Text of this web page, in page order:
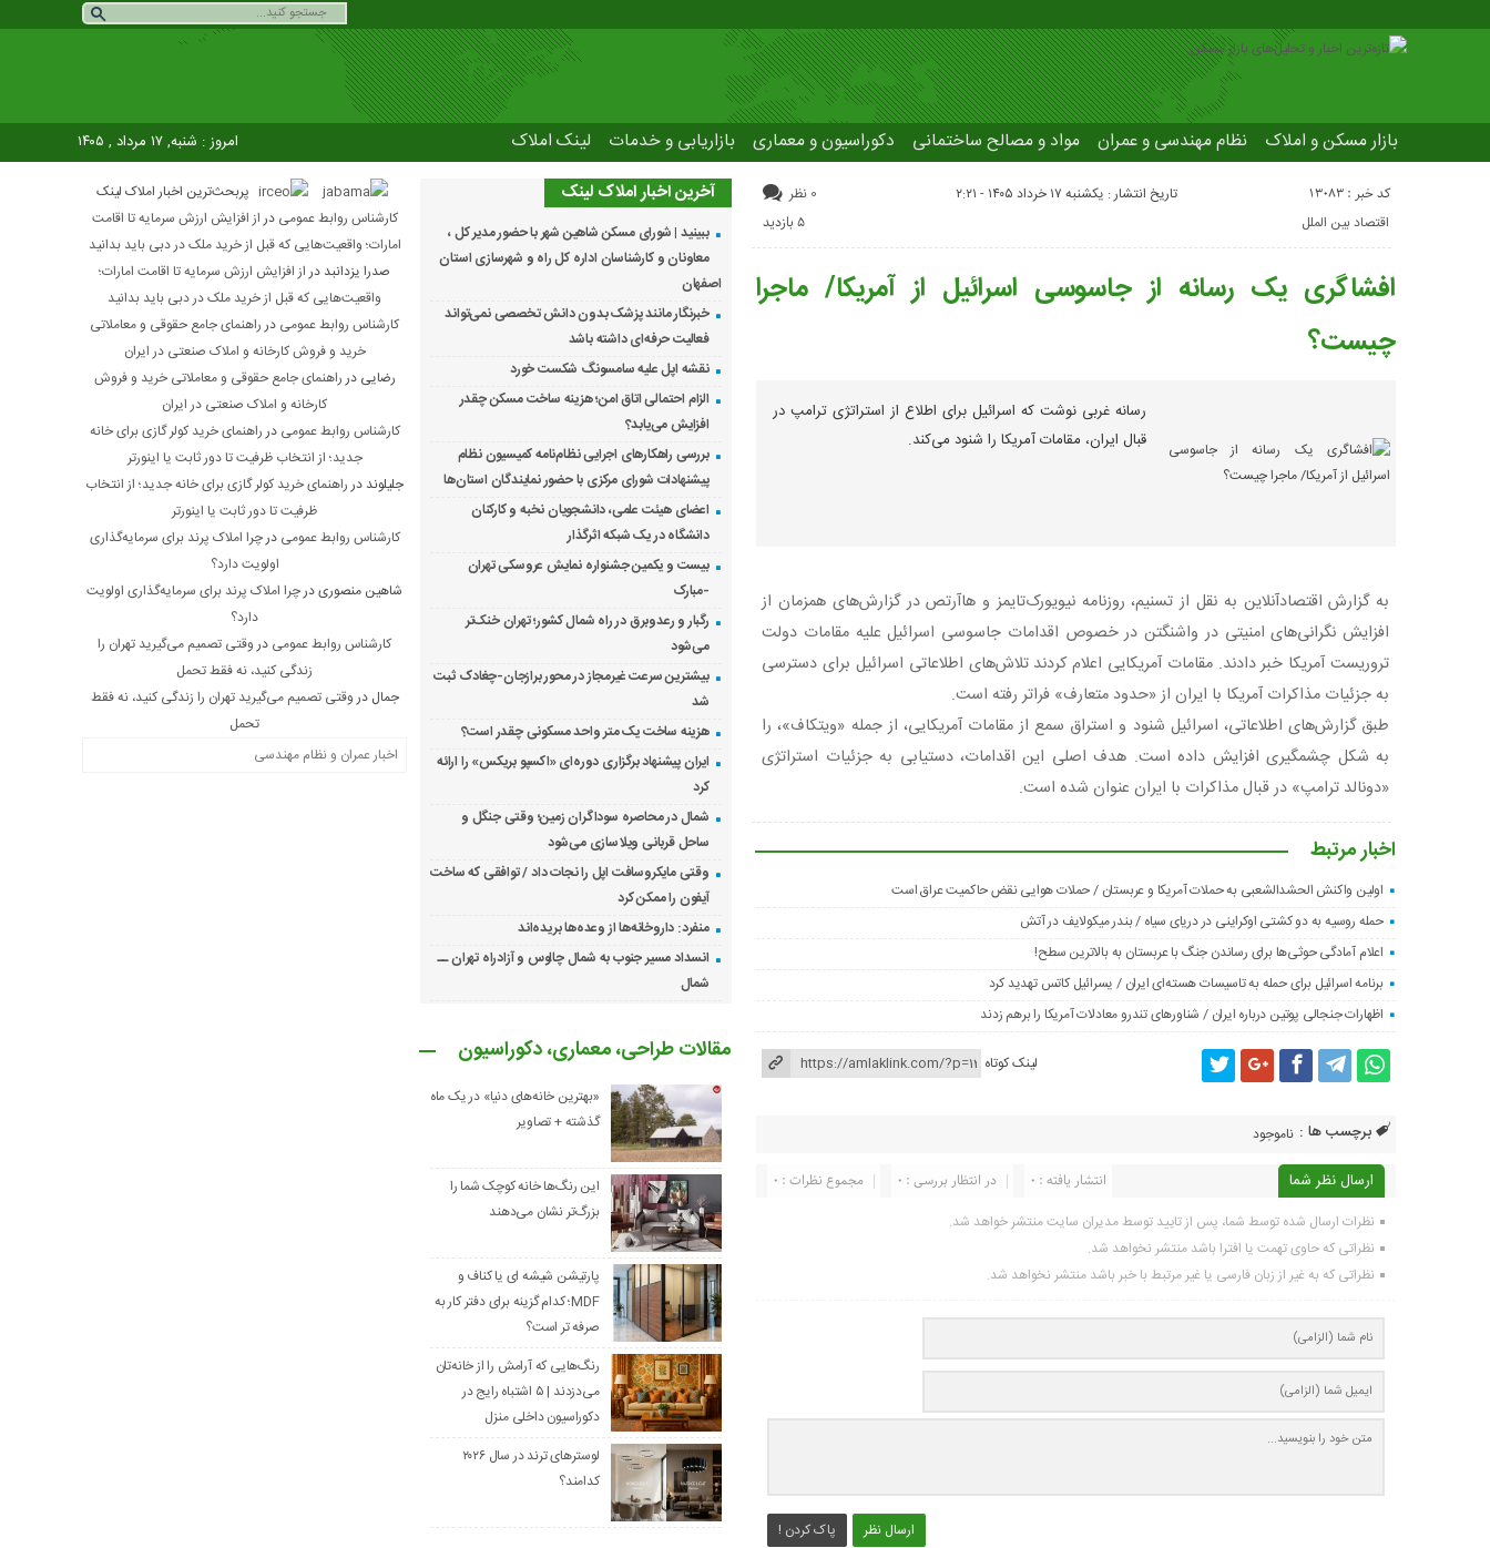
بازار مسکن و املاک نظام مهندسی و عمران مواد و مصالح ساختمانی دکوراسیون و معماری بازاریابی و خدمات لینک املاک امروز : شنبه, ۱۷ مرداد , ۱۴۰۵
کد خبر : 13083 تاریخ انتشار : یکشنبه ۱۷ خرداد ۱۴۰۵ - ۲:۲۱
0 نظر
اقتصاد بین الملل
5 بازدید
افشاگری یک رسانه از جاسوسی اسرائیل از آمریکا/ ماجرا
چیست؟
رسانه غربی نوشت که اسرائیل برای اطلاع از استراتژی ترامپ در
قبال ایران، مقامات آمریکا را شنود می‌کند.
به گزارش اقتصادآنلاین به نقل از تسنیم، روزنامه نیویورک‌تایمز و هاآرتص در گزارش‌های همزمان از
افزایش نگرانی‌های امنیتی در واشنگتن در خصوص اقدامات جاسوسی اسرائیل علیه مقامات دولت
تروریست آمریکا خبر دادند. مقامات آمریکایی اعلام کردند تلاش‌های اطلاعاتی اسرائیل برای دسترسی
به جزئیات مذاکرات آمریکا با ایران از «حدود متعارف» فراتر رفته است.
طبق گزارش‌های اطلاعاتی، اسرائیل شنود و استراق سمع از مقامات آمریکایی، از جمله «ویتکاف»، را
به شکل چشمگیری افزایش داده است. هدف اصلی این اقدامات، دستیابی به جزئیات استراتژی
«دونالد ترامپ» در قبال مذاکرات با ایران عنوان شده است.
اخبار مرتبط
اولین واکنش الحشدالشعبی به حملات آمریکا و عربستان / حملات هوایی نقض حاکمیت عراق است
حمله روسیه به دو کشتی اوکراینی در دریای سیاه / بندر میکولایف در آتش
اعلام آمادگی حوثی‌ها برای رساندن جنگ با عربستان به بالاترین سطح!
برنامه اسرائیل برای حمله به تاسیسات هسته‌ای ایران / یسرائیل کاتس تهدید کرد
اظهارات جنجالی پوتین درباره ایران / شناورهای تندرو معادلات آمریکا را برهم زدند
لینک کوتاه
برچسب ها : ناموجود
ارسال نظر شما مجموع نظرات : 0 در انتظار بررسی : 0 انتشار یافته : 0
نظرات ارسال شده توسط شما، پس از تایید توسط مدیران سایت منتشر خواهد شد.
نظراتی که حاوی تهمت یا افترا باشد منتشر نخواهد شد.
نظراتی که به غیر از زبان فارسی یا غیر مرتبط با خبر باشد منتشر نخواهد شد.
ارسال نظر پاک کردن !
آخرین اخبار املاک لینک
ببینید | شورای مسکن شاهین شهر با حضور مدیر کل ،
معاونان و کارشناسان اداره کل راه و شهرسازی استان
اصفهان
خبرنگار مانند پزشک بدون دانش تخصصی نمی‌تواند
فعالیت حرفه‌ای داشته باشد
نقشه اپل علیه سامسونگ شکست خورد
الزام احتمالی اتاق امن؛ هزینه ساخت مسکن چقدر
افزایش می‌یابد؟
بررسی راهکارهای اجرایی نظام‌نامه کمیسیون نظام
پیشنهادات شورای مرکزی با حضور نمایندگان استان‌ها
اعضای هیئت علمی، دانشجویان نخبه و کارکنان
دانشگاه در یک شبکه‌ اثرگذار
بیست و یکمین جشنواره نمایش عروسکی تهران
-مبارک
رگبار و رعدوبرق در راه شمال کشور؛ تهران خنک‌تر
می‌شود
بیشترین سرعت غیرمجاز در محور برازجان-چغادک ثبت
شد
هزینه ساخت یک متر واحد مسکونی چقدر است؟
ایران پیشنهاد برگزاری دوره‌ای «اکسپو بریکس» را ارائه
کرد
شمال در محاصره سوداگران زمین؛ وقتی جنگل و
ساحل قربانی ویلاسازی می‌شود
وقتی مایکروسافت اپل را نجات داد / توافقی که ساخت
آیفون را ممکن کرد
منفرد: داروخانه‌ها از وعده‌ها بریده‌اند
انسداد مسیر جنوب به شمال چالوس و آزادراه تهران ــ
شمال
مقالات طراحی، معماری، دکوراسیون
«بهترین خانه‌های دنیا» در یک ماه
گذشته + تصاویر
این رنگ‌ها خانه کوچک شما را
بزرگ‌تر نشان می‌دهند
پارتیشن شیشه ای یا کناف و
MDF؛ کدام گزینه برای دفتر کار به
صرفه تر است؟
رنگ‌هایی که آرامش را از خانه‌تان
می‌دزدند | ۵ اشتباه رایج در
دکوراسیون داخلی منزل
لوسترهای ترند در سال ۲۰۲۶
کدامند؟
پربحث‌ترین اخبار املاک لینک
کارشناس روابط عمومی دراز افزایش ارزش سرمایه تا اقامت
امارات؛ واقعیت‌هایی که قبل از خرید ملک در دبی باید بدانید
صدرا یزدانبد دراز افزایش ارزش سرمایه تا اقامت امارات؛
واقعیت‌هایی که قبل از خرید ملک در دبی باید بدانید
کارشناس روابط عمومی درراهنمای جامع حقوقی و معاملاتی
خرید و فروش کارخانه و املاک صنعتی در ایران
رضایی درراهنمای جامع حقوقی و معاملاتی خرید و فروش
کارخانه و املاک صنعتی در ایران
کارشناس روابط عمومی درراهنمای خرید کولر گازی برای خانه
جدید؛ از انتخاب ظرفیت تا دور ثابت یا اینورتر
جلیلوند درراهنمای خرید کولر گازی برای خانه جدید؛ از انتخاب
ظرفیت تا دور ثابت یا اینورتر
کارشناس روابط عمومی درچرا املاک پرند برای سرمایه‌گذاری
اولویت دارد؟
شاهین منصوریدرچرا املاک پرند برای سرمایه‌گذاری اولویت
دارد؟
کارشناس روابط عمومی دروقتی تصمیم می‌گیرید تهران را
زندگی کنید، نه فقط تحمل
جمال دروقتی تصمیم می‌گیرید تهران را زندگی کنید، نه فقط
تحمل
اخبار عمران و نظام مهندسی